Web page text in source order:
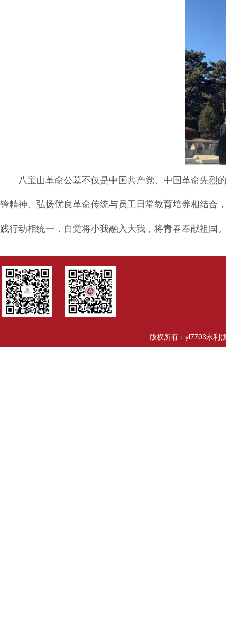
八宝山革命公墓不仅是中国共产党、中国革命先烈
锋精神、弘扬优良革命传统与员工日常教育培养相结合
践行动相统一，自觉将小我融入大我，将青春奉献祖国
版权所有：yl7703永